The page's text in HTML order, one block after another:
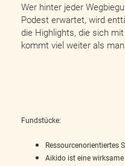
Wer hinter jeder
Podest erwartet, wird
die Highlights, die sich
kommt viel weiter als
Fundstücke:
Ressourcenorientiertes
Aikido ist eine